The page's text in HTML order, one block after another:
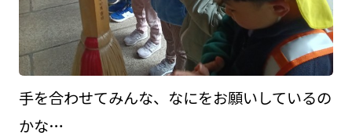
手を合わせてみんな、なにをお願いしているの
かな…